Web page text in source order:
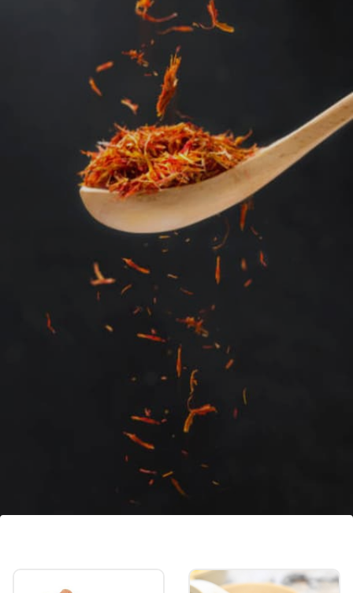
এই পানীয় ঘন ঘন খিদে পাওয়া এবং মিষ্টি খাওয়ার ইচ্ছা